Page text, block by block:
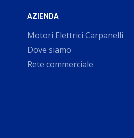
AZIENDA
Motori Elettrici Carpanelli
Dove siamo
Rete commerciale